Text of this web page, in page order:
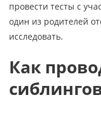
провести тесты с
один из родителей
исследовать.
Как